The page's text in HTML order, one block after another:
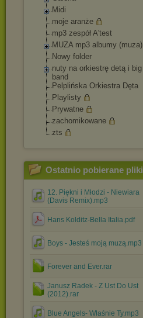
Midi
moje aranże
mp3 zespół A'test
MUZA mp3 albumy (muza)
Nowy folder
nuty na orkiestrę detą i big
band
Pelplińska Orkiestra Dęta
Playlisty
Prywatne
zachomikowane
zts
Ostatnio pobierane pliki
12. Piękni i Młodzi - Niewiara
(Davis Remix).mp3
Hans Kolditz-Bella Italia.pdf
Boys - Jesteś moją muzą.mp3
Forever and Ever.rar
Janusz Radek - Z Ust Do Ust
(2012).rar
Blue Angels- Właśnie Ty.mp3